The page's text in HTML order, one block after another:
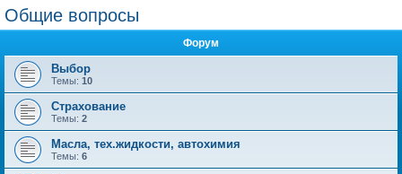
и
с
Общие вопросы
Форум
Выбор
Темы: 10
Страхование
Темы: 2
Масла, тех.жидкости, автохимия
Темы: 6